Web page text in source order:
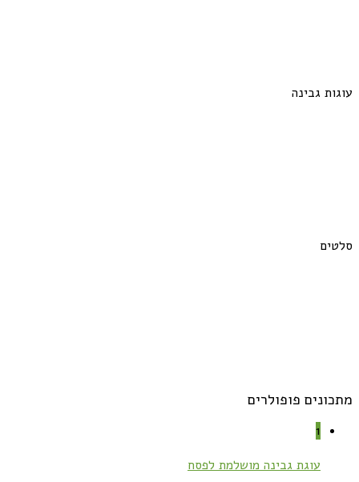
עוגות גבינה
סלטים
מתכונים פופולרים
1
עוגת גבינה מושלמת לפסח